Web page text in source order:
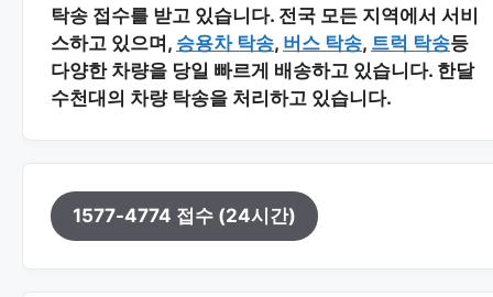
탁송 접수를 받고 있습니다. 전국 모든 지역에서 서비
스하고 있으며, 승용차 탁송, 버스 탁송, 트럭 탁송등
다양한 차량을 당일 빠르게 배송하고 있습니다. 한달
수천대의 차량 탁송을 처리하고 있습니다.
1577-4774 접수 (24시간)